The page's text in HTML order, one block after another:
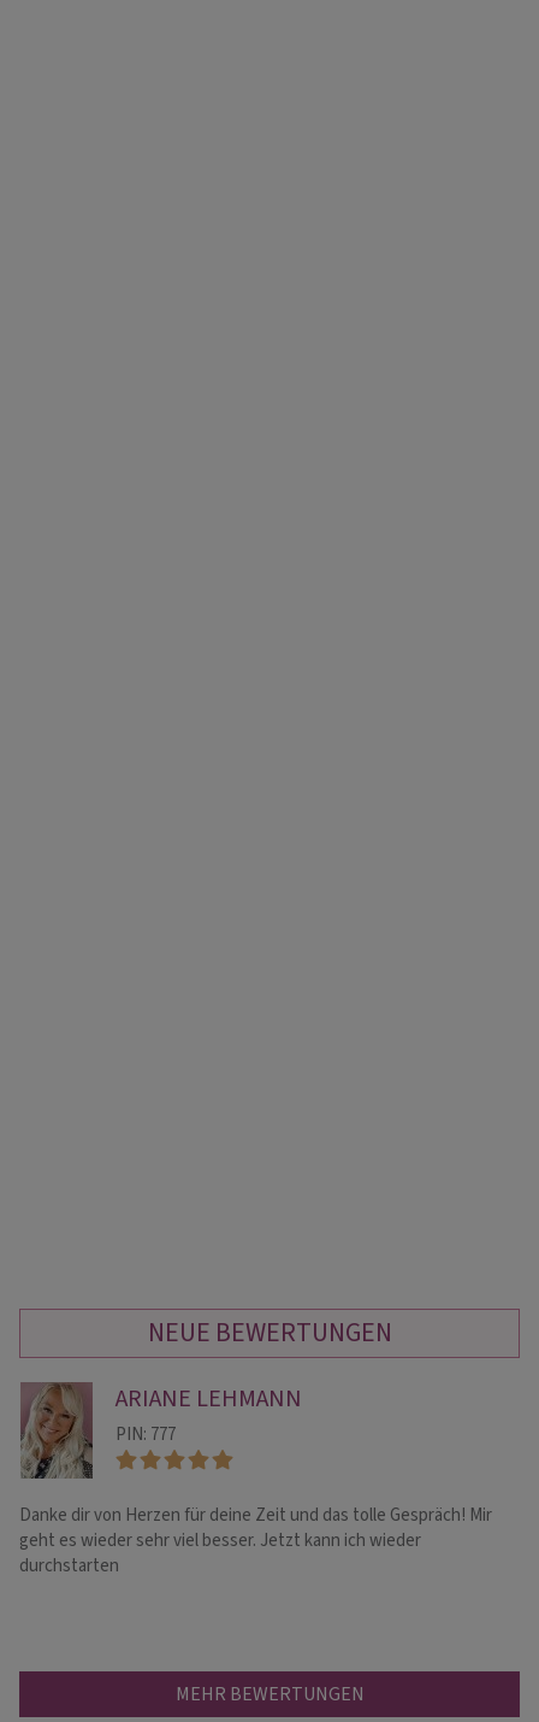
NEUE BEWERTUNGEN
ARIANE LEHMANN
PIN: 777
Danke dir von Herzen für deine Zeit und das tolle Gespräch! Mir
geht es wieder sehr viel besser. Jetzt kann ich wieder
durchstarten
MEHR BEWERTUNGEN